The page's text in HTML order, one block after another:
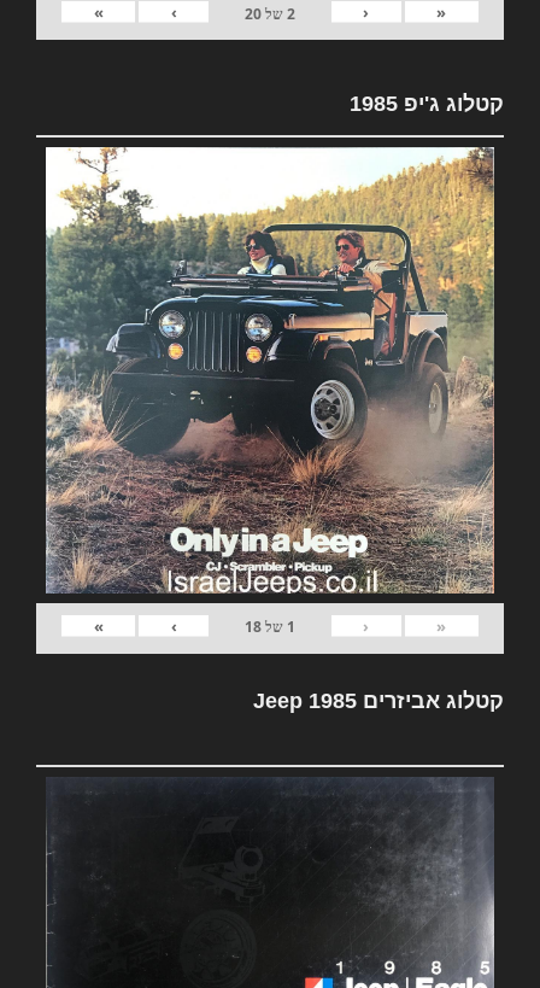
«
‹
2של20
›
»
קטלוג ג'יפ 1985
«
‹
1 של18
›
»
קטלוג אביזרים Jeep 1985